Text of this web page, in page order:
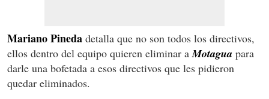
Mariano Pineda detalla que no son todos los directivos,
ellos dentro del equipo quieren eliminar a Motagua para
darle una bofetada a esos directivos que les pidieron
quedar eliminados.